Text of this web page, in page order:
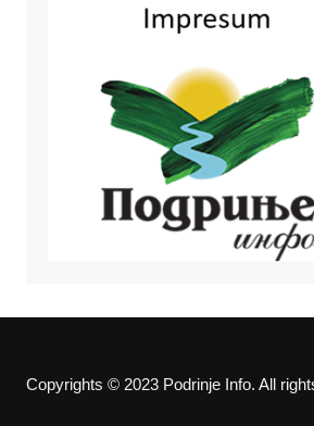
Copyrights © 2023 Podrinje Info. All